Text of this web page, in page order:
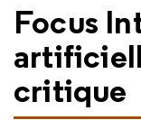
Focus
critique